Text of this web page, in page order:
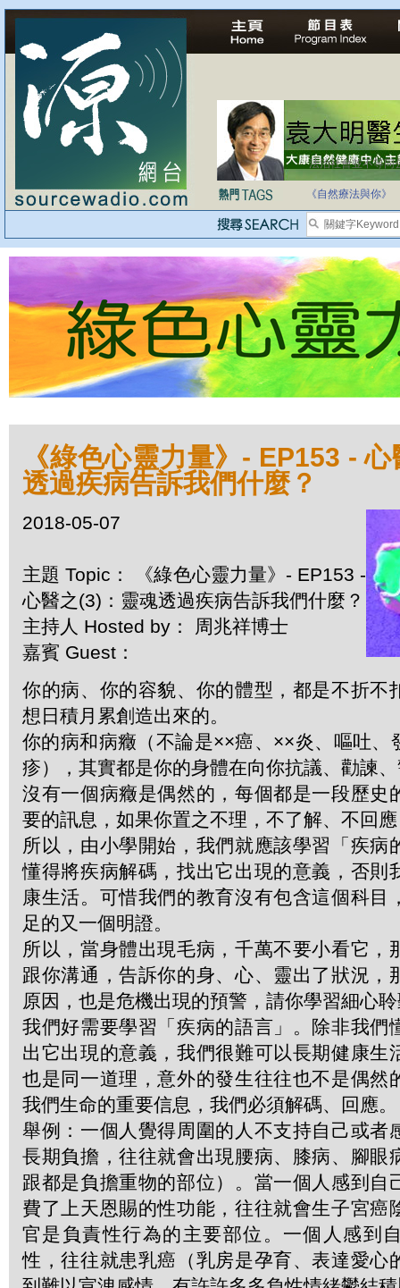
法治社會並不等同
自家教育合法化-
《自然療法與你》
《綠色心靈力量》- EP153 -
透過疾病告訴我們什麼？
2018-05-07
主題 Topic： 《綠色心靈力量》- EP153 -
心醫之(3)：靈魂透過疾病告訴我們什麼？
主持人 Hosted by： 周兆祥博士
嘉賓 Guest：
你的病、你的容貌、你的體型，都是不折不
想日積月累創造出來的。
你的病和病癥（不論是××癌、××炎、嘔吐、
疹），其實都是你的身體在向你抗議、勸諫
沒有一個病癥是偶然的，每個都是一段歷史
要的訊息，如果你置之不理，不了解、不回
所以，由小學開始，我們就應該學習「疾病
懂得將疾病解碼，找出它出現的意義，否則
康生活。可惜我們的教育沒有包含這個科目
足的又一個明證。
所以，當身體出現毛病，千萬不要小看它，
跟你溝通，告訴你的身、心、靈出了狀況，
原因，也是危機出現的預警，請你學習細心
我們好需要學習「疾病的語言」。除非我們
出它出現的意義，我們很難可以長期健康生
也是同一道理，意外的發生往往也不是偶然
我們生命的重要信息，我們必須解碼、回應
舉例：一個人覺得周圍的人不支持自己或者
長期負擔，往往就會出現腰病、膝病、腳眼
跟都是負擔重物的部位）。當一個人感到自
費了上天恩賜的性功能，往往就會生子宮癌
官是負責性行為的主要部位。一個人感到
性，往往就患乳癌（乳房是孕育、表達愛心